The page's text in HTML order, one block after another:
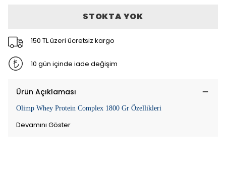
STOKTA YOK
150 TL üzeri ücretsiz kargo
10 gün içinde iade değişim
Ürün Açıklaması
Olimp Whey Protein Complex 1800 Gr Özellikleri
Devamını Göster